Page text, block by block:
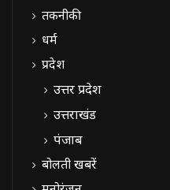
तकनीकी
धर्म
प्रदेश
उत्तर प्रदेश
उत्तराखंड
पंजाब
बोलती खबरें